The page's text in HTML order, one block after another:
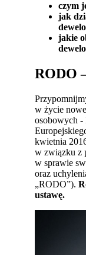
czym
jak
jakie
RODO
w życie
osobowych -
kwietnia
w związku z
w sprawie
oraz
„RODO”).
ustawę.